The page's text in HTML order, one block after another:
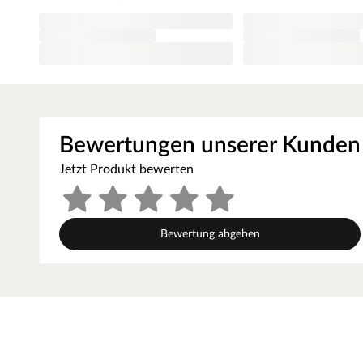
RAL-Farbfächer oder RAL-Farbkarten. Beide
Farbabgleich vor Ort.
Kantenausführung - Designkante
Die Außenkanten des Türblattes sind eckig mit einem
Aussehen und sorgt zugleich für einen fließenden Übergang.
Bewertungen unserer Kunden
Jetzt Produkt bewerten
Bewertung abgeben